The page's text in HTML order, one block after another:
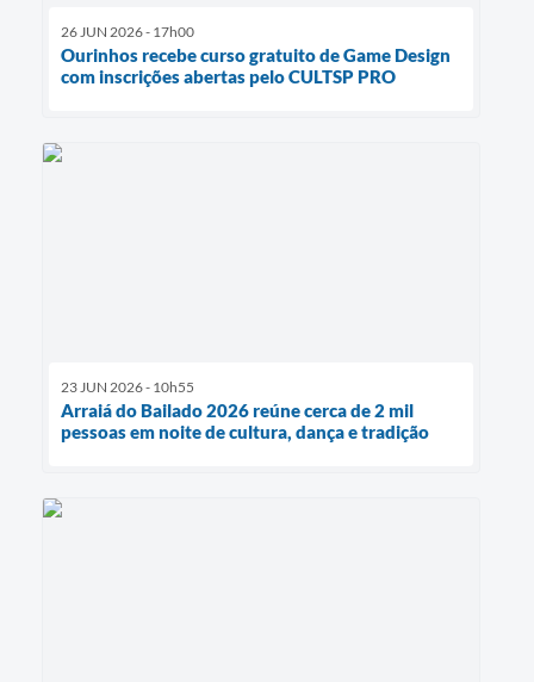
26 JUN 2026 - 17h00
Ourinhos recebe curso gratuito de Game Design
com inscrições abertas pelo CULTSP PRO
23 JUN 2026 - 10h55
Arraiá do Bailado 2026 reúne cerca de 2 mil
pessoas em noite de cultura, dança e tradição